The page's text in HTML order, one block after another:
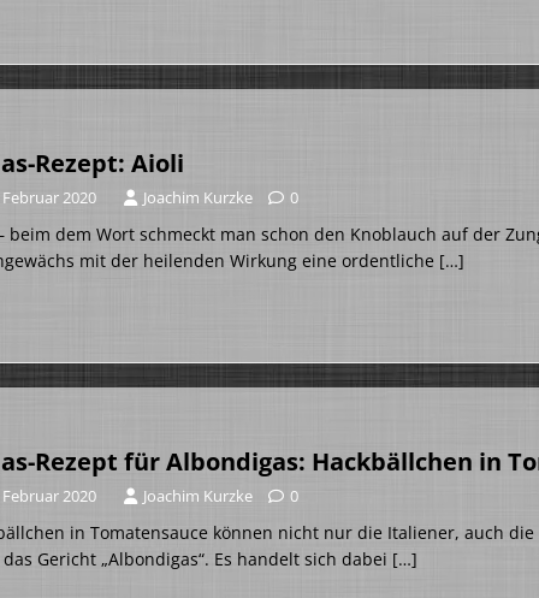
Rezept: Aioli
Februar 2020 Joachim Kurzke 0
beim dem Wort schmeckt man schon den Knoblauch auf der
mit der heilenden Wirkung eine ordentliche […]
Rezept für Albondigas: Hackbällchen in
Februar 2020 Joachim Kurzke 0
in Tomatensauce können nicht nur die Italiener, auch
Gericht „Albondigas“. Es handelt sich dabei […]